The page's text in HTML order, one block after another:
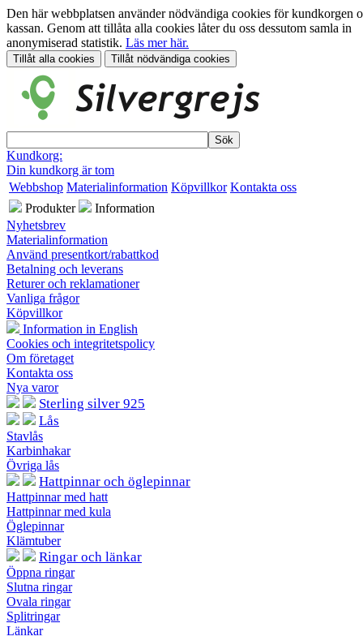
Den här webbplatsen använder nödvändiga cookies för kundkorgen
kassan. Genom att tillåta alla cookies låter du oss dessutom samla in
anonymiserad statistik. Läs mer här.
Kundkorg:
Din kundkorg är tom
Webbshop Materialinformation Köpvillkor Kontakta oss
Produkter
Information
Nyhetsbrev
Materialinformation
Använd presentkort/rabattkod
Betalning och leverans
Returer och reklamationer
Vanliga frågor
Köpvillkor
Information in English
Cookies och integritetspolicy
Om företaget
Kontakta oss
Nya varor
Sterling silver 925
Lås
Stavlås
Karbinhakar
Övriga lås
Hattpinnar och öglepinnar
Hattpinnar med hatt
Hattpinnar med kula
Öglepinnar
Klämtuber
Ringar och länkar
Öppna ringar
Slutna ringar
Ovala ringar
Splitringar
Länkar